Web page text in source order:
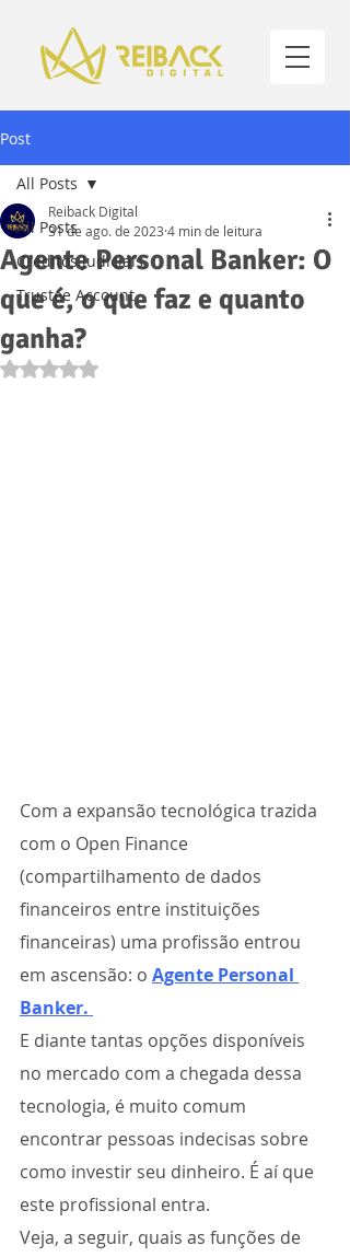
Post
All Posts
Créditos Judiciais
Trustee Account
All Posts
Agente Personal Banker: O
que é, o que faz e quanto
ganha?
Reiback Digital
31 de ago. de 2023 4 min de leitura
Avaliado com NaN de 5 estrelas.
Com a expansão tecnológica trazida
com o Open Finance
(compartilhamento de dados
financeiros entre instituições
financeiras) uma profissão entrou
em ascensão: o Agente Personal
Banker.
E diante tantas opções disponíveis
no mercado com a chegada dessa
tecnologia, é muito comum
encontrar pessoas indecisas sobre
como investir seu dinheiro. É aí que
este profissional entra.
Veja, a seguir, quais as funções de